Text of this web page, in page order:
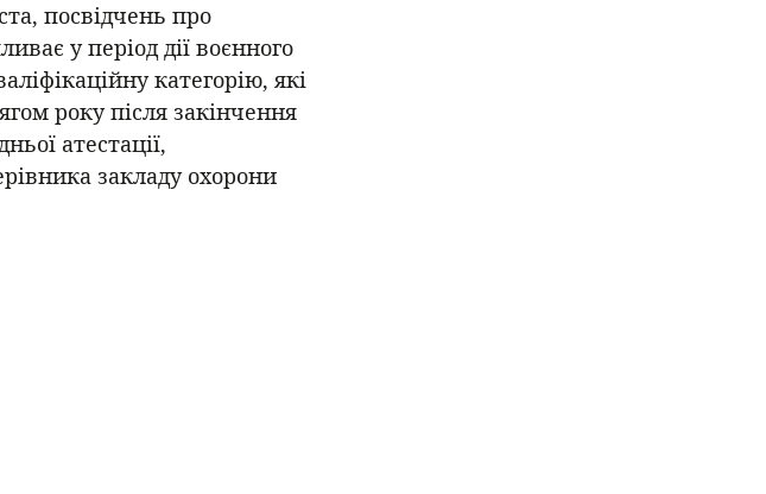
посвідчень про
у період дії воєнного
категорію, які
року після закінчення
атестації,
закладу охорони